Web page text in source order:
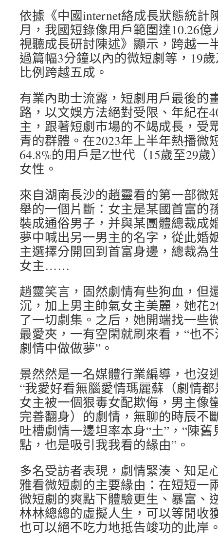
依據《中國internet絡成長狀態統計
月，我國短錄像用戶範圍達10.26億
視聽成長研討陳述》顯示，跨越一
過篇幅3分鐘以內的微短劇等，19
比例跨越五成。
有業內助士流露，短劇用戶最後的
路，以文娛方法絕對受限、年紀在
主，跟著短劇市場的不竭成長，受
青的群體。在2023年上半年熱播微
64.8%的用戶是Z世代（15歲至29歲
女性。
來自湖南長沙的趙靈看的第一部微
舉的一個片斷：女主是某國首富的
裝成通俗男子，并與某團體總裁成
夢中喊出另一男主的名字，從此婚
主選擇分開回到首富身邊，總裁為
女主……
趙靈笑言，固然劇情有些狗血，但
沉，加上男主帥氣女主美麗，她花
了一切劇集。之后，她開端找一些
最愛夾，一有空閑就刷來看，“也
劇情中做做夢”。
景然然是一名媒體行業編導，也沒
“我愛好看無腦愛情瑪麗蘇（劇情
女主被一個狠毒女配欺侮，男主像
完善翻身）的劇情，無聊的時辰不
吐槽劇情一邊坦率本身“土”，“陳
點，也是吸引我我看的緣由”。
多名受訪者表現，劇情緊湊、知足
雅看微短劇的主要緣由：在短短一
微短劇的爽點下體驗更生、暴富、
林林總總的虛擬人生，可以等閒收
也可以絕不吃力地抵告竣功的此岸